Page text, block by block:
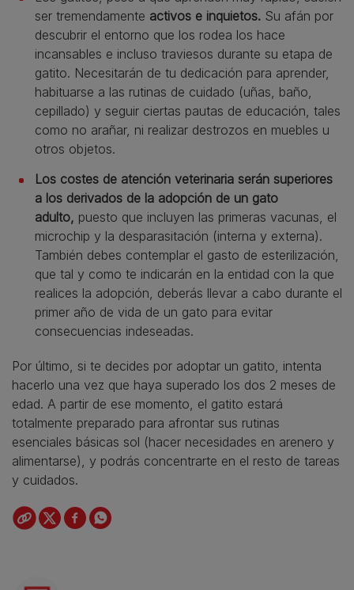
ser tremendamente activos e inquietos. Su afán por
descubrir el entorno que los rodea los hace
incansables e incluso traviesos durante su etapa de
gatito. Necesitarán de tu dedicación para aprender,
habituarse a las rutinas de cuidado (uñas, baño,
cepillado) y seguir ciertas pautas de educación, tales
como no arañar, ni realizar destrozos en muebles u
otros objetos.
Los costes de atención veterinaria serán superiores
a los derivados de la adopción de un gato
adulto, puesto que incluyen las primeras vacunas, el
microchip y la desparasitación (interna y externa).
También debes contemplar el gasto de esterilización,
que tal y como te indicarán en la entidad con la que
realices la adopción, deberás llevar a cabo durante el
primer año de vida de un gato para evitar
consecuencias indeseadas.
Por último, si te decides por adoptar un gatito, intenta
hacerlo una vez que haya superado los dos 2 meses de
edad. A partir de ese momento, el gatito estará
totalmente preparado para afrontar sus rutinas
esenciales básicas sol (hacer necesidades en arenero y
alimentarse), y podrás concentrarte en el resto de tareas
y cuidados.